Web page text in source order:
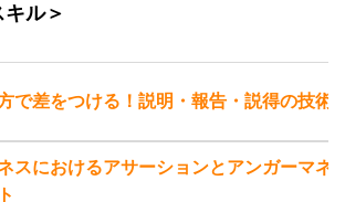
ル＞
で差をつける！説明・報告・説得の技術
スにおけるアサーションとアンガーマネ